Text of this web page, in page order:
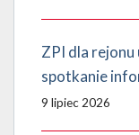
ZPI dla
spotkanie
9 lipiec 2026